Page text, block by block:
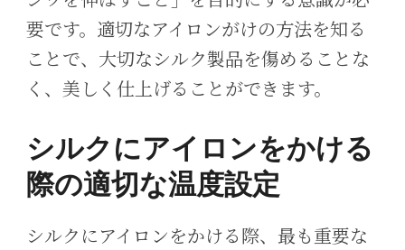
要です。適切なアイロンがけの方法を知る
ことで、大切なシルク製品を傷めることな
く、美しく仕上げることができます。
シルクにアイロンをかける
際の適切な温度設定
シルクにアイロンをかける際、最も重要な